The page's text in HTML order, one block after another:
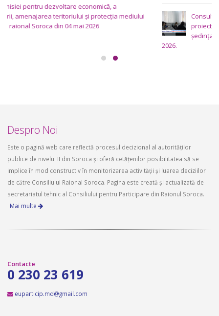
aprilie 29, 2026
Consultări publice ale Consiliului Raional Soroca pentru
proiectele de decizie planificate pentru a fi analizate la
Despro Noi
Este o pagină web care reflectă procesul decizional al autorităților
publice de nivelul II din Soroca și oferă cetățenilor posibilitatea să se
implice în mod constructiv în monitorizarea activității și luarea deciziilor
secretariatul tehnic al Consiliului pentru Participare din Raionul Soroca.
Contacte